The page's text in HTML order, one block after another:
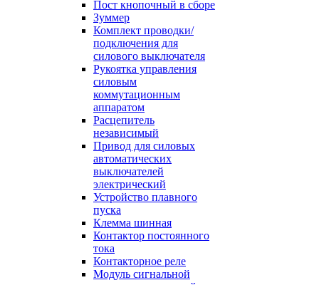
Пост кнопочный в сборе
Зуммер
Комплект проводки/
подключения для
силового выключателя
Рукоятка управления
силовым
коммутационным
аппаратом
Расцепитель
независимый
Привод для силовых
автоматических
выключателей
электрический
Устройство плавного
пуска
Клемма шинная
Контактор постоянного
тока
Контакторное реле
Модуль сигнальной